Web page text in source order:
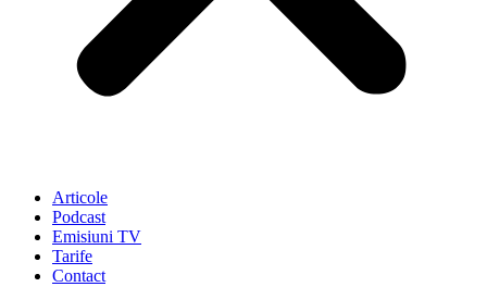
Articole
Podcast
Emisiuni TV
Tarife
Contact